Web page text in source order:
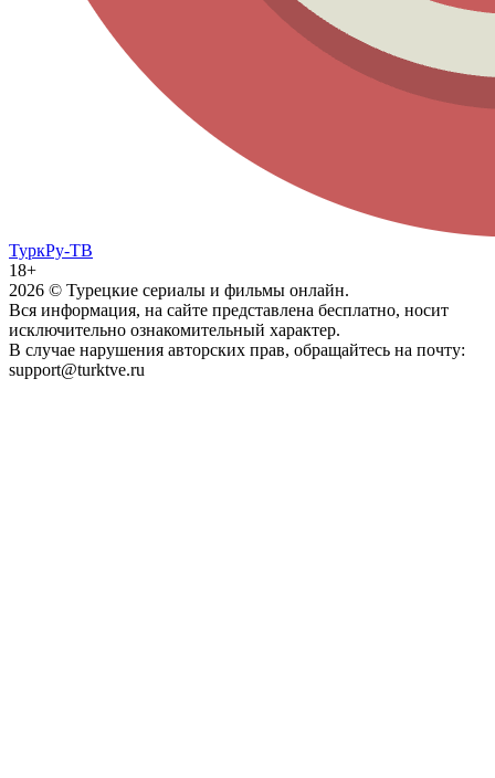
ТуркРу-ТВ
18+
2026 © Турецкие сериалы и фильмы онлайн.
Вся информация, на сайте представлена бесплатно, носит
исключительно ознакомительный характер.
В случае нарушения авторских прав, обращайтесь на почту:
support@turktve.ru